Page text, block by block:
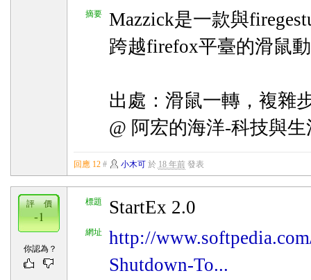
摘要
Mazzick是一款與
跨越firefox平臺的滑鼠
出處：滑鼠一轉，複雜
@ 阿宏的海洋-科技與生
回應 12 # 小木可於 18 年前發表
標題 StartEx 2.0
網址
http://
Shutdown-To...
評 價
-1
你認為？